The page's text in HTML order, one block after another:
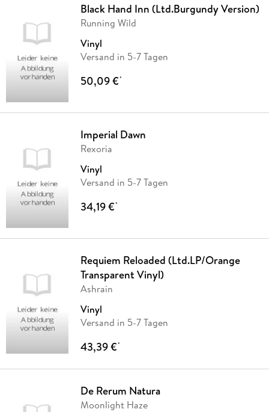
Black Hand Inn (Ltd.Burgundy Version)
Running Wild
Vinyl
Versand in 5-7 Tagen
50,09 €*
Imperial Dawn
Rexoria
Vinyl
Versand in 5-7 Tagen
34,19 €*
Requiem Reloaded (Ltd.LP/Orange
Transparent Vinyl)
Ashrain
Vinyl
Versand in 5-7 Tagen
43,39 €*
De Rerum Natura
Moonlight Haze